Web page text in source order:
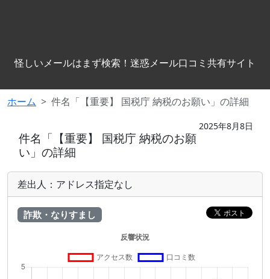
怪しいメールはまず検索！迷惑メール口コミ共有サイト
ホーム 件名「【重要】 国税庁 納税のお願い」の詳細
件名「【重要】 国税庁 納税のお願
い」の詳細
2025年8月8日
差出人：アドレス指定なし
詐欺・なりすまし